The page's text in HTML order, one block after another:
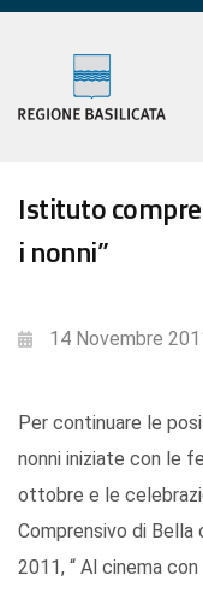
Istituto
i nonni”
14 Novembre
Per continuare le
nonni iniziate con le
ottobre e le
Comprensivo di Bella
2011, “ Al cinema con